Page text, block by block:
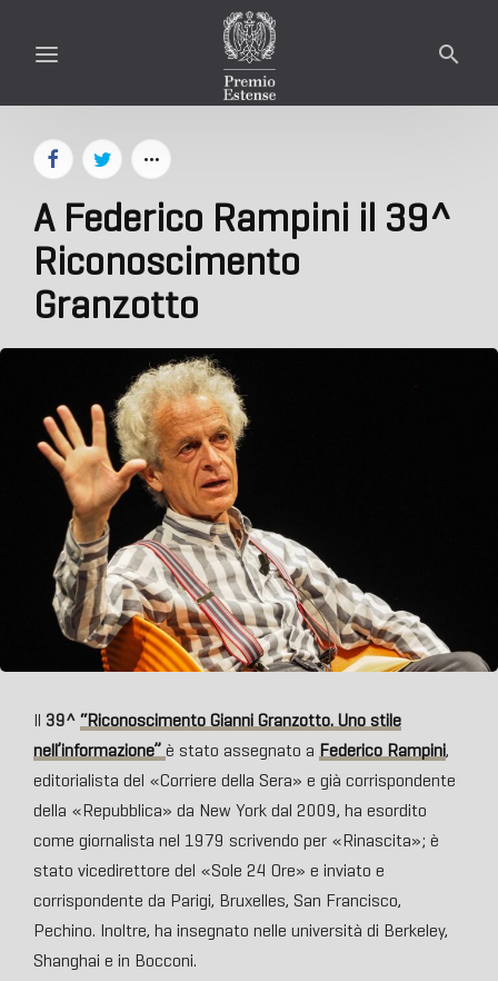
A Federico Rampini il 39^
Riconoscimento
Granzotto
Il 39^ “Riconoscimento Gianni Granzotto. Uno stile
nell’informazione” è stato assegnato a Federico Rampini,
editorialista del «Corriere della Sera» e già corrispondente
della «Repubblica» da New York dal 2009, ha esordito
come giornalista nel 1979 scrivendo per «Rinascita»; è
stato vicedirettore del «Sole 24 Ore» e inviato e
corrispondente da Parigi, Bruxelles, San Francisco,
Pechino. Inoltre, ha insegnato nelle università di Berkeley,
Shanghai e in Bocconi.